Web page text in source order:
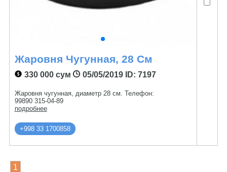
Жаровня Чугунная, 28 См
330 000 сум 05/05/2019ID: 7197
Жаровня чугунная, диаметр 28 см. Телефон:
99890 315-04-89
подробнее
+998 33 1700858
1